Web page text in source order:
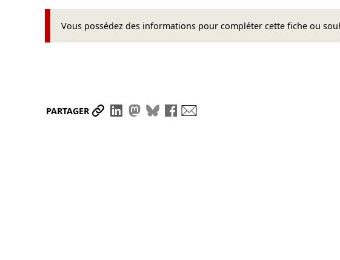
Vous possédez des informations pour compléter cette fiche ou
PARTAGER Partager le lien
Partager sur LinkedIn
Partager sur Mastodon
Partager sur Bluesky
Partager sur Facebook